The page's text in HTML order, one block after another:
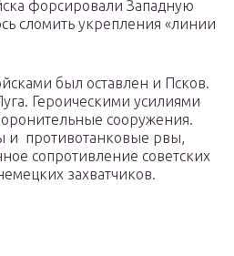
форсировали Западную
сломить укрепления «линии
был оставлен и Псков.
Героическими усилиями
сооружения.
и противотанковые рвы,
сопротивление советских
захватчиков.